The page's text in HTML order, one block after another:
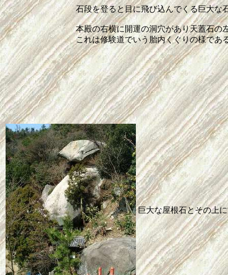
石段を登ると目に飛び込んでくる巨大な
本殿の右横に開運の洞穴があり天蓋石の
これは修験道でいう胎内くぐりの様であ
巨大な屋根石とその上